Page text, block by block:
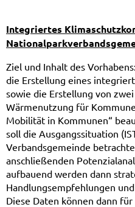
Integriertes
Ziel und Inhalt des
die Erstellung eines
sowie die Erstellung von
Wärmenutzung für
Mobilität in Kommunen“
soll die Ausgangssituation
Verbandsgemeinde
anschließenden
aufbauend werden dann
Handlungsempfehlungen
Diese Daten können dann